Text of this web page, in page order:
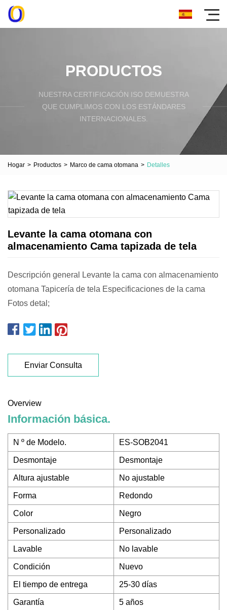
PRODUCTOS
NUESTRA CERTIFICACIÓN ISO DEMUESTRA
QUE CUMPLIMOS CON LOS ESTÁNDARES
INTERNACIONALES.
Hogar > Productos > Marco de cama otomana > Detalles
Levante la cama otomana con
almacenamiento Cama tapizada de tela
Descripción general Levante la cama con almacenamiento
otomana Tapicería de tela Especificaciones de la cama
Fotos detal;
Enviar Consulta
Overview
Información básica.
N º de Modelo. ES-SOB2041
Desmontaje Desmontaje
Altura ajustable No ajustable
Forma Redondo
Color Negro
Personalizado Personalizado
Lavable No lavable
Condición Nuevo
El tiempo de entrega 25-30 días
Garantía 5 años